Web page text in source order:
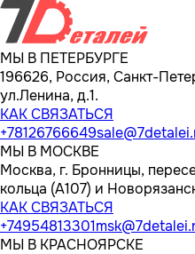
МЫ В ПЕТЕРБУРГЕ
196626, Россия, Санкт-
ул.Ленина, д.1.
КАК СВЯЗАТЬСЯ
+78126766649
МЫ В МОСКВЕ
Москва, г. Бронницы,
кольца (А107) и
КАК СВЯЗАТЬСЯ
+74954813301
МЫ В КРАСНОЯРСКЕ